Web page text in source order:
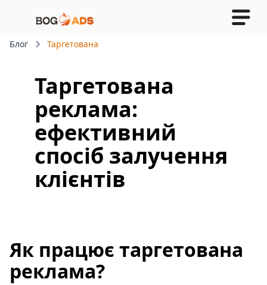
Блог
Таргетована
клієнтів
Таргетована
реклама:
ефективний
спосіб залучення
клієнтів
Як працює таргетована
реклама?